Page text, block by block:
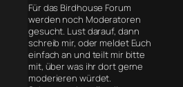
Für das Birdhouse Forum
werden noch Moderatoren
gesucht. Lust darauf, dann
schreib mir, oder meldet Euch
einfach an und teilt mir bitte
mit, über was ihr dort gerne
moderieren würdet.